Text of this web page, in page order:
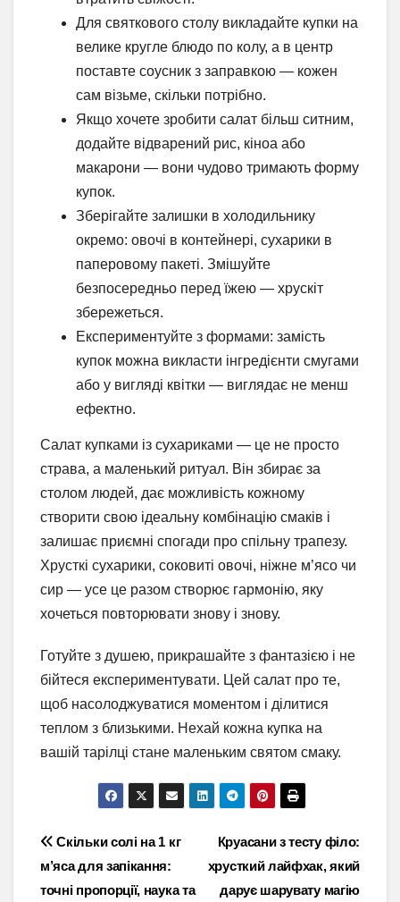
Для святкового столу викладайте купки на
велике кругле блюдо по колу, а в центр
поставте соусник з заправкою — кожен
сам візьме, скільки потрібно.
Якщо хочете зробити салат більш ситним,
додайте відварений рис, кіноа або
макарони — вони чудово тримають форму
купок.
Зберігайте залишки в холодильнику
окремо: овочі в контейнері, сухарики в
паперовому пакеті. Змішуйте
безпосередньо перед їжею — хрускіт
збережеться.
Експериментуйте з формами: замість
купок можна викласти інгредієнти смугами
або у вигляді квітки — виглядає не менш
ефектно.
Салат купками із сухариками — це не просто
страва, а маленький ритуал. Він збирає за
столом людей, дає можливість кожному
створити свою ідеальну комбінацію смаків і
залишає приємні спогади про спільну трапезу.
Хрусткі сухарики, соковиті овочі, ніжне м’ясо чи
сир — усе це разом створює гармонію, яку
хочеться повторювати знову і знову.
Готуйте з душею, прикрашайте з фантазією і не
бійтеся експериментувати. Цей салат про те,
щоб насолоджуватися моментом і ділитися
теплом з близькими. Нехай кожна купка на
вашій тарілці стане маленьким святом смаку.
Навігація
записів
Круасани з тесту філо:
хрусткий лайфхак, який
дарує шарувату магію
Скільки солі на 1 кг
м’яса для запікання:
точні пропорції, наука та